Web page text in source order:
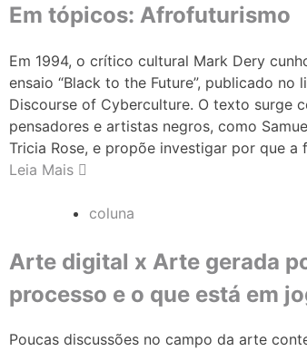
Em tópicos: Afrofuturismo
Em 1994, o crítico cultural Mark Dery
ensaio “Black to the Future”, publicado no
Discourse of Cyberculture. O texto surge
pensadores e artistas negros, como
Tricia Rose, e propõe investigar por que
Leia Mais
coluna
Arte digital x Arte gerada
processo e o que está em
Poucas discussões no campo da arte